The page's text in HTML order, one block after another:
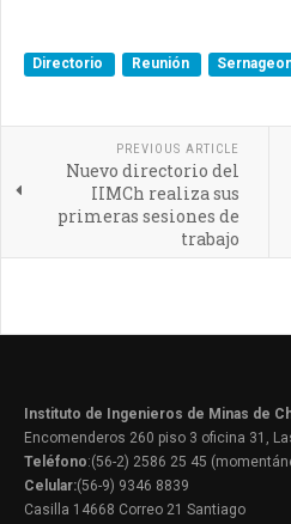
Directorio Reunión
PREVIOUS ARTICLE
Nuevo directorio del
IIMCh realiza sus
primeras sesiones de
trabajo
Instituto de Ingenieros de Minas de
Encomenderos 260 piso 3 oficina 31,
Teléfono:(56-2) 2586 25 45
Celular:(56-9) 9346 8839
Casilla 14668 Correo 21 Santiago